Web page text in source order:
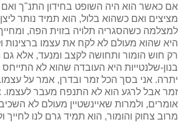
אם כאשר הוא היה השופט בחידון התנ"ך
מציצים ואם כשהוא בלול, הוא תמיד נותר
למצלמה כשהסגריה תלויה בזוית הפה,
היא שהוא מעולם לא לקח את עצמו ברצינות
רק חוש הומור ותחושה לקצב ומנעד, אלא גם
בנון-שלנטייות היא העובדה שהוא לא התייחס
יתרה. אני בסך הכל זמר ובדרן, אמר על
זמר אבל לרגע הוא לא התנפח מעבר לעצמו.
אומרים, ולמרות שאיינשטיין מעולם לא
מרוב צחוק והומור, הוא תמיד גרם לנו לחייך